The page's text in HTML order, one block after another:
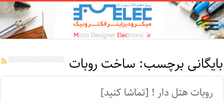
بایگانی برچسب: ساخت روبات
روبات هتل دار ! [تماشا کنید]